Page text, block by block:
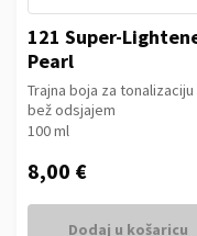
121 Super-
Pearl
Trajna boja za tonalizaciju
bež odsjajem
100 ml
8,00 €
Dodaj u košaricu